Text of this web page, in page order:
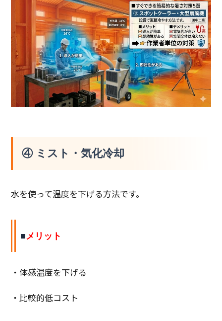
④ ミスト・気化冷却
水を使って温度を下げる方法です。
■ メリット
・体感温度を下げる
・比較的低コスト